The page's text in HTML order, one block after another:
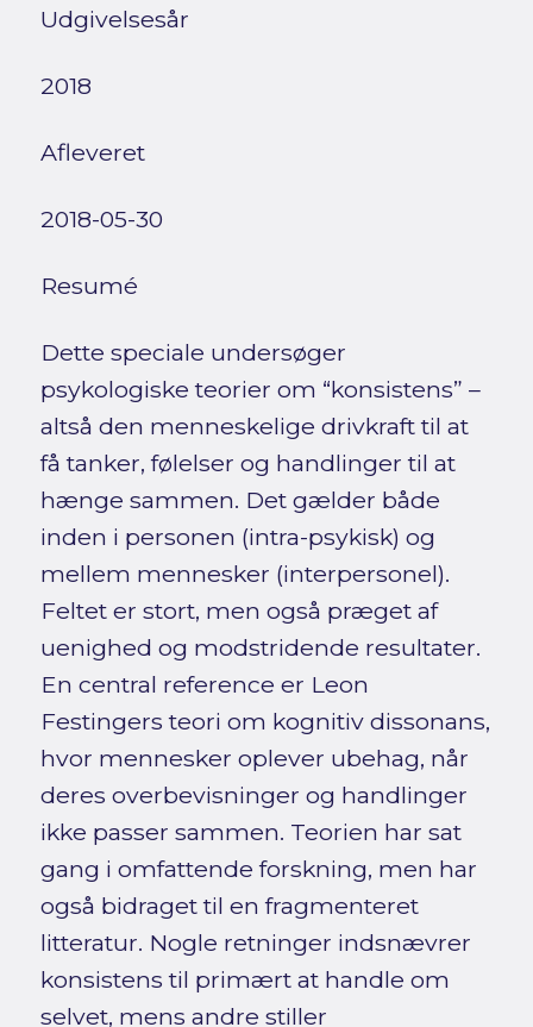
Udgivelsesår
2018
Afleveret
2018-05-30
Resumé
Dette speciale undersøger
psykologiske teorier om “konsistens” –
altså den menneskelige drivkraft til at
få tanker, følelser og handlinger til at
hænge sammen. Det gælder både
inden i personen (intra-psykisk) og
mellem mennesker (interpersonel).
Feltet er stort, men også præget af
uenighed og modstridende resultater.
En central reference er Leon
Festingers teori om kognitiv dissonans,
hvor mennesker oplever ubehag, når
deres overbevisninger og handlinger
ikke passer sammen. Teorien har sat
gang i omfattende forskning, men har
også bidraget til en fragmenteret
litteratur. Nogle retninger indsnævrer
konsistens til primært at handle om
selvet, mens andre stiller